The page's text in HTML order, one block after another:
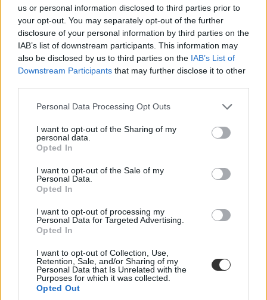
us or personal information disclosed to third parties prior to
your opt-out. You may separately opt-out of the further
disclosure of your personal information by third parties on the
IAB’s list of downstream participants. This information may
also be disclosed by us to third parties on the IAB’s List of
Downstream Participants that may further disclose it to other
Personal Data Processing Opt Outs
I want to opt-out of the Sharing of my
personal data.
Opted In
I want to opt-out of the Sale of my
Personal Data.
Opted In
I want to opt-out of processing my
Personal Data for Targeted Advertising.
Opted In
I want to opt-out of Collection, Use,
Retention, Sale, and/or Sharing of my
Personal Data that Is Unrelated with the
Purposes for which it was collected.
Opted Out
bécsi iskola
környezettudatosság
műanyagpalack